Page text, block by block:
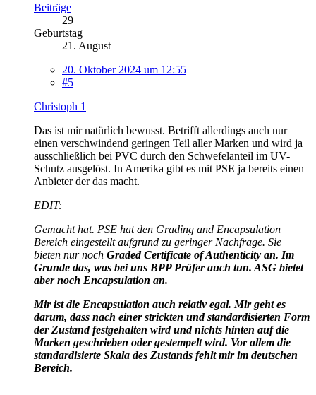
Beiträge
29
Geburtstag
21. August
20. Oktober 2024 um 12:55
#5
Christoph 1
Das ist mir natürlich bewusst. Betrifft allerdings auch nur
einen verschwindend geringen Teil aller Marken und wird ja
ausschließlich bei PVC durch den Schwefelanteil im UV-
Schutz ausgelöst. In Amerika gibt es mit PSE ja bereits einen
Anbieter der das macht.
EDIT:
Gemacht hat. PSE hat den Grading and Encapsulation
Bereich eingestellt aufgrund zu geringer Nachfrage. Sie
bieten nur noch Graded Certificate of Authenticity an. Im
Grunde das, was bei uns BPP Prüfer auch tun. ASG bietet
aber noch Encapsulation an.
Mir ist die Encapsulation auch relativ egal. Mir geht es
darum, dass nach einer strickten und standardisierten Form
der Zustand festgehalten wird und nichts hinten auf die
Marken geschrieben oder gestempelt wird. Vor allem die
standardisierte Skala des Zustands fehlt mir im deutschen
Bereich.